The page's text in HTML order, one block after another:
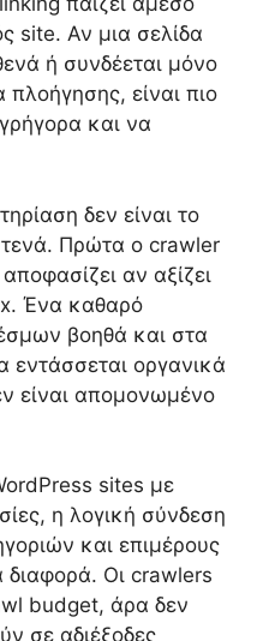
site. Αν μια σελίδα
ή συνδέεται μόνο
είναι πιο
και να
δεν είναι το
Πρώτα ο crawler
αν αξίζει
Ένα καθαρό
βοηθά και στα
εντάσσεται οργανικά
είναι απομονωμένο
sites με
η λογική σύνδεση
και επιμέρους
διαφορά. Οι crawlers
budget, άρα δεν
σε αδιέξοδες